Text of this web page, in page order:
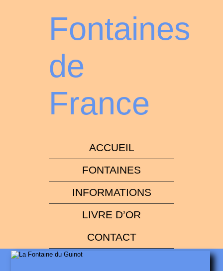
Fontaines
de
France
ACCUEIL
FONTAINES
INFORMATIONS
LIVRE D’OR
CONTACT